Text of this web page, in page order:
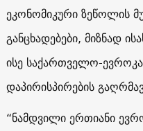
ეკონომიკური ზეწოლის
განცხადებები, მიზნად
ისე საქართველო-
დაპირისპირების
“ნამდვილი ერთიანი